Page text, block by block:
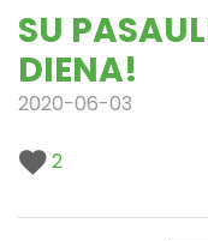
SU
DIENA!
2020-06-03
2